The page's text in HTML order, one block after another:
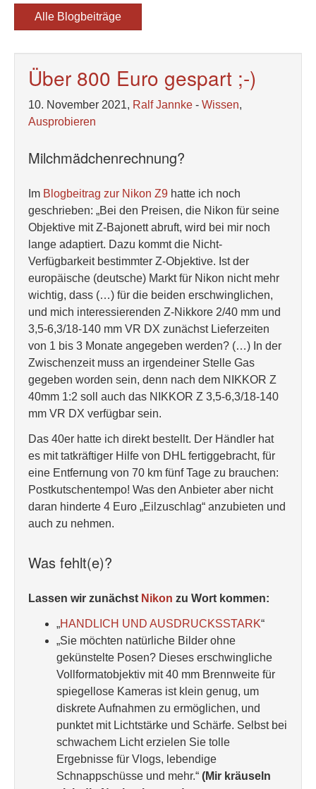
Alle Blogbeiträge
Über 800 Euro gespart ;-)
10. November 2021, Ralf Jannke - Wissen,
Ausprobieren
Milchmädchenrechnung?
Im Blogbeitrag zur Nikon Z9 hatte ich noch
geschrieben: „Bei den Preisen, die Nikon für seine
Objektive mit Z-Bajonett abruft, wird bei mir noch
lange adaptiert. Dazu kommt die Nicht-
Verfügbarkeit bestimmter Z-Objektive. Ist der
europäische (deutsche) Markt für Nikon nicht mehr
wichtig, dass (…) für die beiden erschwinglichen,
und mich interessierenden Z-Nikkore 2/40 mm und
3,5-6,3/18-140 mm VR DX zunächst Lieferzeiten
von 1 bis 3 Monate angegeben werden? (…) In der
Zwischenzeit muss an irgendeiner Stelle Gas
gegeben worden sein, denn nach dem NIKKOR Z
40mm 1:2 soll auch das NIKKOR Z 3,5-6,3/18-140
mm VR DX verfügbar sein.
Das 40er hatte ich direkt bestellt. Der Händler hat
es mit tatkräftiger Hilfe von DHL fertiggebracht, für
eine Entfernung von 70 km fünf Tage zu brauchen:
Postkutschentempo! Was den Anbieter aber nicht
daran hinderte 4 Euro „Eilzuschlag“ anzubieten und
auch zu nehmen.
Was fehlt(e)?
Lassen wir zunächst Nikon zu Wort kommen:
„HANDLICH UND AUSDRUCKSSTARK“
„Sie möchten natürliche Bilder ohne
gekünstelte Posen? Dieses erschwingliche
Vollformatobjektiv mit 40 mm Brennweite für
spiegellose Kameras ist klein genug, um
diskrete Aufnahmen zu ermöglichen, und
punktet mit Lichtstärke und Schärfe. Selbst bei
schwachem Licht erzielen Sie tolle
Ergebnisse für Vlogs, lebendige
Schnappschüsse und mehr.“ (Mir kräuseln